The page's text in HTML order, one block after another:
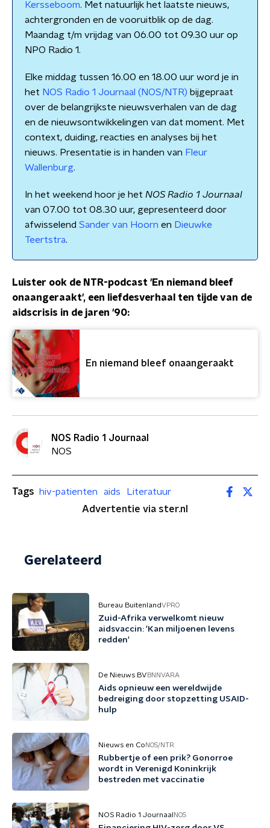
Kersseboom. Met natuurlijk het laatste nieuws,
achtergronden en de vooruitblik op de dag.
Maandag t/m vrijdag van 06.00 tot 09.30 uur op
NPO Radio 1.
Elke middag tussen 16.00 en 18.00 uur word je in
het NOS Radio 1 Journaal (NOS/NTR) bijgepraat
over de belangrijkste nieuwsverhalen van de dag
en de nieuwsontwikkelingen van dat moment. Met
context, duiding, reacties en analyses bij het
nieuws. Presentatie is in handen van Fleur
Wallenburg.
In het weekend hoor je het NOS Radio 1 Journaal
van 07.00 tot 08.30 uur, gepresenteerd door
afwisselend Sander van Hoorn en Dieuwke
Teertstra.
Luister ook de NTR-podcast 'En niemand bleef
onaangeraakt', een liefdesverhaal ten tijde van de
aidscrisis in de jaren '90:
En niemand bleef onaangeraakt
NOS Radio 1 Journaal
NOS
Tags hiv-patienten aids
Literatuur
Advertentie via ster.nl
Gerelateerd
Bureau BuitenlandVPRO
Zuid-Afrika verwelkomt nieuw
aidsvaccin: 'Kan miljoenen levens
redden'
De Nieuws BV BNNVARA
Aids opnieuw een wereldwijde
bedreiging door stopzetting USAID-
hulp
Nieuws en Co NOS/NTR
Rubbertje of een prik? Gonorroe
wordt in Verenigd Koninkrijk
bestreden met vaccinatie
NOS Radio 1 Journaal NOS